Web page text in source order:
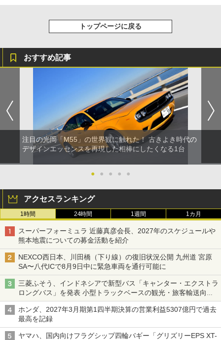
トップページに戻る
おすすめ記事
注目の光岡「M55」の世界観に触れた！ 古きよき時代の
デザインエッセンスを再現した相棒にしたくなる1台
● ● ● ● ●
アクセスランキング
1時間 24時間 1週間 1カ月
スーパーフォーミュラ 近藤真彦会長、2027年のスケジュールや
熊本地震についての募金活動を紹介
NEXCO西日本、川田橋（下り線）の復旧状況公開 九州道 宮原
SA〜八代ICで8月9日中に緊急車両を通行可能に
三菱ふそう、インドネシアで新型バス「キャンター・エクストラ
ロングバス」を発表 小型トラックベースの観光・旅客輸送向け
バス
ホンダ、2027年3月期第1四半期決算の営業利益5307億円で過去
最高を記録
ヤマハ、国内向けフラグシップ四輪バギー「グリズリーEPS XT-